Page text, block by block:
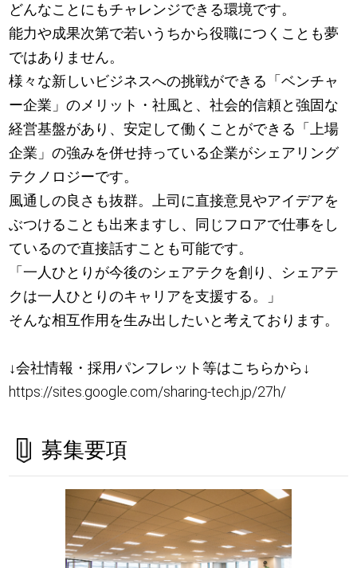
どんなことにもチャレンジできる環境です。
能力や成果次第で若いうちから役職につくことも夢
ではありません。
様々な新しいビジネスへの挑戦ができる「ベンチャ
ー企業」のメリット・社風と、社会的信頼と強固な
経営基盤があり、安定して働くことができる「上場
企業」の強みを併せ持っている企業がシェアリング
テクノロジーです。
風通しの良さも抜群。上司に直接意見やアイデアを
ぶつけることも出来ますし、同じフロアで仕事をし
ているので直接話すことも可能です。
「一人ひとりが今後のシェアテクを創り、シェアテ
クは一人ひとりのキャリアを支援する。」
そんな相互作用を生み出したいと考えております。
↓会社情報・採用パンフレット等はこちらから↓
https://sites.google.com/sharing-tech.jp/27h/
募集要項